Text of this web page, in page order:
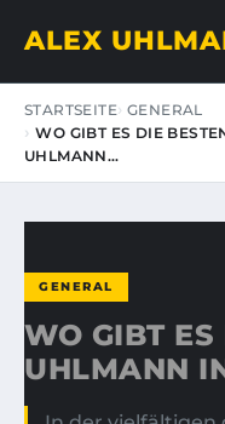
ALEX
STARTSEITE GENERAL
WO GIBT ES DIE
UHLMANN…
GENERAL
WO GIBT
UHLMANN